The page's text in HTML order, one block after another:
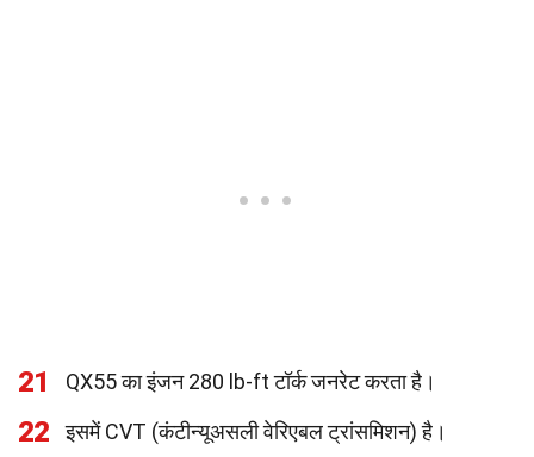
21 QX55 का इंजन 280 lb-ft टॉर्क जनरेट करता है।
22 इसमें CVT (कंटीन्यूअसली वेरिएबल ट्रांसमिशन) है।